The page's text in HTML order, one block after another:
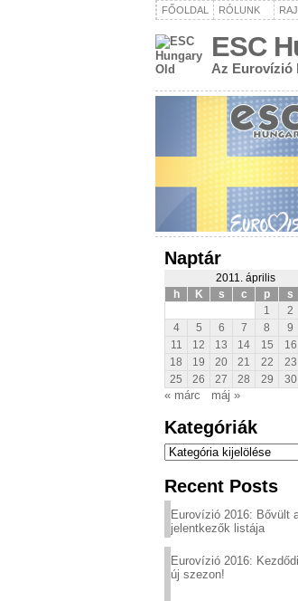
FŐOLDAL RÓLUNK
ESC
Az Eurovízió
Naptár
2011. április
h
K s c p s
1
2
4
5 6 7 8 9
11
12 13 14 15 16
18
19 20 21 22 23
25
26 27 28 29 30
« márc máj »
Kategóriák
Kategóriák
Recent Posts
Eurovízió 2016: Bővült
jelentkezők listája
Eurovízió 2016:
új szezon!